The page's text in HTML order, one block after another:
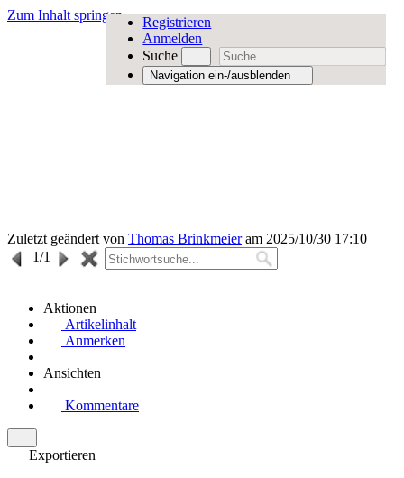
Zum Inhalt springen
Registrieren
Anmelden
Suche
Navigation ein-/ausblenden
Zuletzt geändert von Thomas Brinkmeieram 2025/10/30 17:10
1/1
Aktionen
Artikelinhalt
Anmerken
Ansichten
Kommentare
Exportieren